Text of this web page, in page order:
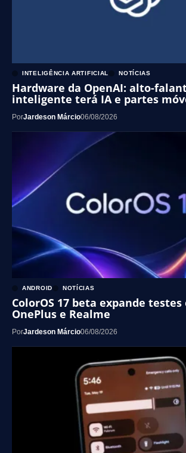
INTELIGÊNCIA ARTIFICIAL NOTÍCIAS
Hardware da OpenAI: alto-
inteligente terá IA e partes
PorJardeson Márcio06/08/2026
ANDROID NOTÍCIAS
ColorOS 17 beta expande
OnePlus e Realme
PorJardeson Márcio06/08/2026